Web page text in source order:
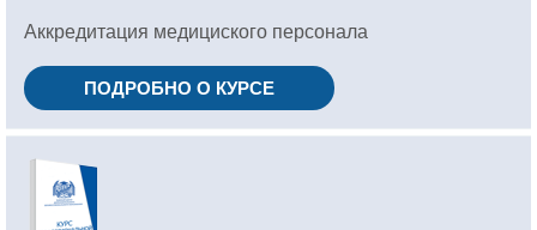
Аккредитация медициского персонала
ПОДРОБНО О КУРСЕ